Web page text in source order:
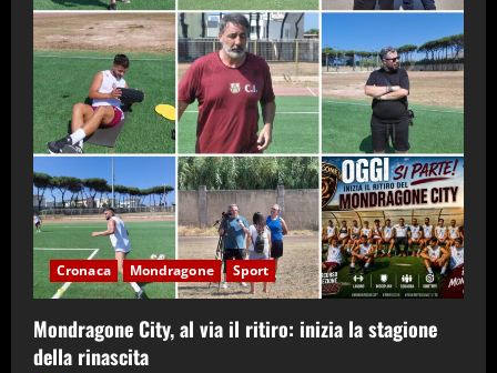
Cronaca Mondragone Sport
Mondragone City, al via il ritiro: inizia la stagione
della rinascita